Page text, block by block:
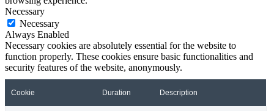
Necessary
Necessary
Always Enabled
Necessary cookies are absolutely essential for the website to
function properly. These cookies ensure basic functionalities and
security features of the website, anonymously.
Cookie Duration Description